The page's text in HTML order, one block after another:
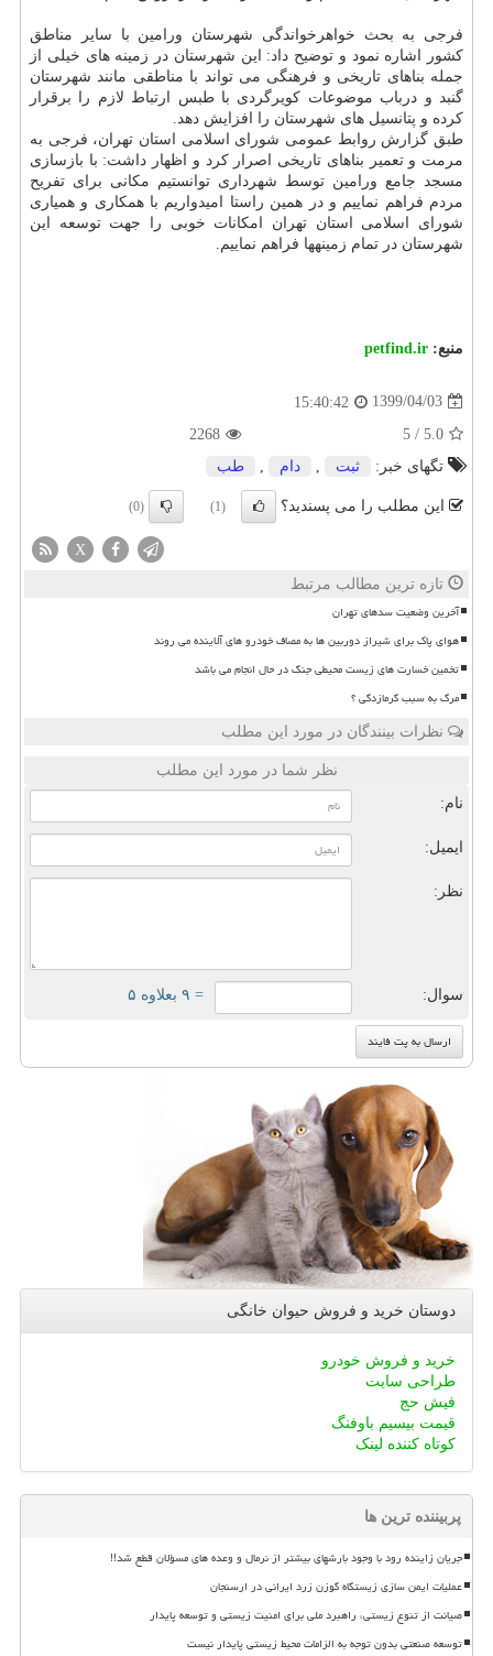
فرجی به بحث خواهرخواندگی شهرستان ورامین با سایر مناطق
کشور اشاره نمود و توضیح داد: این شهرستان در زمینه های خیلی از
جمله بناهای تاریخی و فرهنگی می تواند با مناطقی مانند شهرستان
گنبد و درباب موضوعات کویرگردی با طبس ارتباط لازم را برقرار
کرده و پتانسیل های شهرستان را افزایش دهد.
طبق گزارش روابط عمومی شورای اسلامی استان تهران، فرجی به
مرمت و تعمیر بناهای تاریخی اصرار کرد و اظهار داشت: با بازسازی
مسجد جامع ورامین توسط شهرداری توانستیم مکانی برای تفریح
مردم فراهم نماییم و در همین راستا امیدواریم با همکاری و همیاری
شورای اسلامی استان تهران امکانات خوبی را جهت توسعه این
شهرستان در تمام زمینه‎ها فراهم نماییم.
منبع: petfind.ir
1399/04/03
15:40:42
5.0
/
5
2268
تگهای خبر:
ثبت دام طب
این مطلب را می پسندید؟ (1)
(0)
X
تازه ترین مطالب مرتبط
آخرین وضعیت سدهای تهران
هوای پاک برای شیراز دوربین ها به مصاف خودرو های آلاینده می روند
تخمین خسارت های زیست محیطی جنگ در حال انجام می باشد
مرگ به سبب گرمازدگی ؟
نظرات بینندگان در مورد این مطلب
نظر شما در مورد این مطلب
نام:
ایمیل:
نظر:
سوال: = ۹ بعلاوه ۵
دوستان خرید و فروش حیوان خانگی
خرید و فروش خودرو
طراحی سایت
فیش حج
قیمت بیسیم باوفنگ
کوتاه کننده لینک
پربیننده ترین ها
جریان زاینده رود با وجود بارشهای بیشتر از نرمال و وعده های مسؤلان قطع شد!!
عملیات ایمن سازی زیستگاه گوزن زرد ایرانی در ارسنجان
صیانت از تنوع زیستی، راهبرد ملی برای امنیت زیستی و توسعه پایدار
توسعه صنعتی بدون توجه به الزامات محیط زیستی پایدار نیست